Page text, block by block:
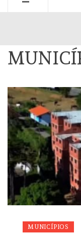
MUNICÍPIOS